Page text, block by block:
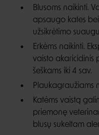
Blusoms naikinti.
apsaugo kates
užsikrėtimo
Erkėms naikinti.
vaisto akaricidinis
šeškams iki 4 sav.
Plaukagraužiams
Katėms vaistą
priemonę
blusų sukeltam